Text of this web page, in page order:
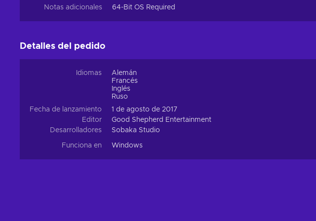
Notas adicionales
64-Bit OS Required
Detalles del pedido
Idiomas
Alemán
Francés
Inglés
Ruso
Fecha de lanzamiento
1 de agosto de 2017
Editor
Good Shepherd Entertainment
Desarrolladores
Sobaka Studio
Funciona en Windows